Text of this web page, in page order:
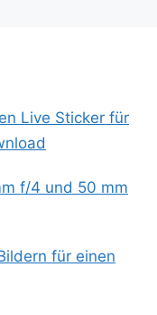
Live Sticker für
f/4 und 50 mm
für einen